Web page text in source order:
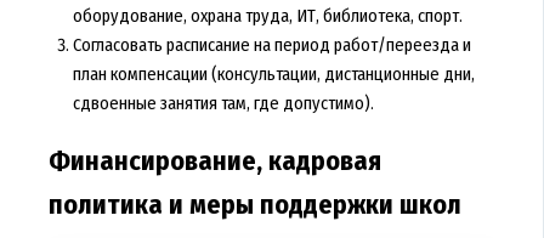
оборудование, охрана труда, ИТ, библиотека, спорт.
Согласовать расписание на период работ/переезда и
план компенсации (консультации, дистанционные дни,
сдвоенные занятия там, где допустимо).
Финансирование, кадровая
политика и меры поддержки школ